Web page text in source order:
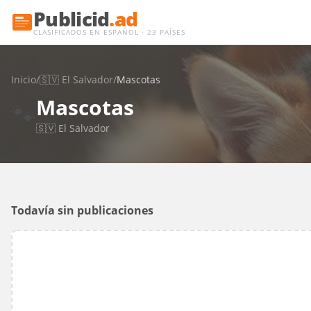
Publicid.ad
CLASIFICADOS EN ESPAÑOL · 23 PAÍSES
Inicio/🇸🇻 El Salvador/Mascotas
Mascotas
🇸🇻 El Salvador
Todavía sin publicaciones